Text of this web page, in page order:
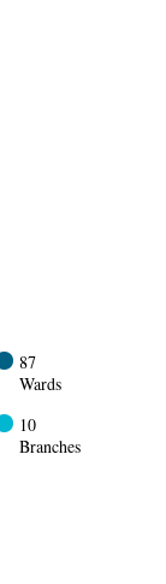
87
Wards
10
Branches